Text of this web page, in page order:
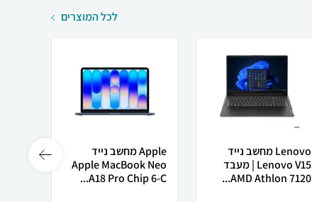
לכל המוצרים
Lenovo מחשב נייד
Lenovo V15 | מעבד
AMD Athlon 7120...
Apple מחשב נייד
Apple MacBook Neo
A18 Pro Chip 6-C...